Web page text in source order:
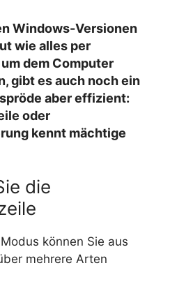
Windows-Versionen
wie alles per
dem Computer
gibt es auch noch ein
aber effizient:
oder
kennt mächtige
die
können Sie aus
mehrere Arten